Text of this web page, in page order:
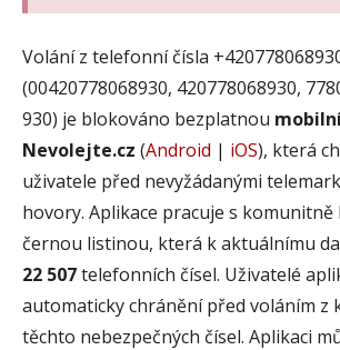
Volání z telefonní čísla
(00420778068930, 420778068930,
930) je blokováno bezplatnou
Nevolejte.cz (Android | iOS), která
uživatele před nevyžádanými
hovory. Aplikace pracuje s
černou listinou, která k aktuálnímu
22 507telefonních čísel. Uživatelé
automaticky chránění před voláním z
těchto nebezpečných čísel. Aplikaci